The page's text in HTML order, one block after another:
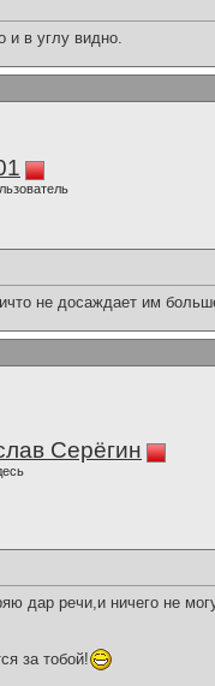
и в углу видно.
не досаждает им
Серёгин
дар речи,и ничего не
за тобой!